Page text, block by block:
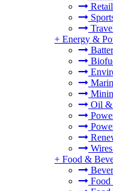
+ Energy &
Oil &
+ Food &
Food